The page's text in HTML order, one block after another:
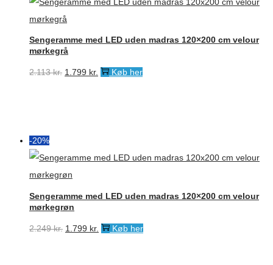
Sengeramme med LED uden madras 120×200 cm velour
mørkegrå
2.113kr. Den
1.799 kr. DenKøb her
-20%
Sengeramme med LED uden madras 120×200 cm velour
mørkegrøn
2.249kr. Den
1.799 kr. DenKøb her